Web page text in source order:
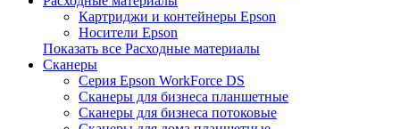
Картриджи и контейнеры Epson
Носители Epson
Показать все Расходные материалы
Сканеры
Серия Epson WorkForce DS
Сканеры для бизнеса планшетные
Сканеры для бизнеса потоковые